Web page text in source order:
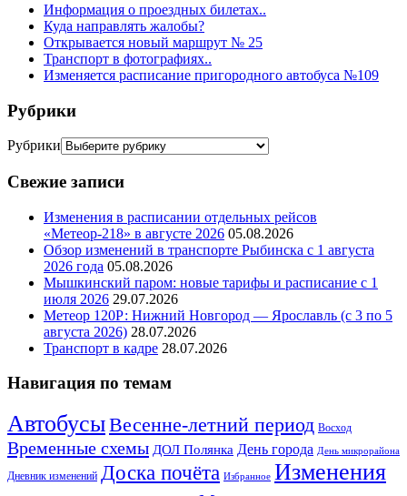
Информация о проездных билетах..
Куда направлять жалобы?
Открывается новый маршрут № 25
Транспорт в фотографиях..
Изменяется расписание пригородного автобуса №109
Рубрики
Рубрики
Свежие записи
Изменения в расписании отдельных рейсов
«Метеор-218» в августе 2026 05.08.2026
Обзор изменений в транспорте Рыбинска с 1 августа
2026 года 05.08.2026
Мышкинский паром: новые тарифы и расписание с 1
июля 2026 29.07.2026
Метеор 120Р: Нижний Новгород — Ярославль (с 3 по 5
августа 2026) 28.07.2026
Транспорт в кадре 28.07.2026
Навигация по темам
АвтобусыВесенне-летний период Восход
Временные схемы ДОЛ Полянка День города День микрорайона
Дневник изменений Доска почёта Избранное Изменения